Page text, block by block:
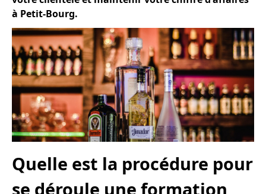
à Petit-Bourg.
Quelle est la procédure pour
se déroule une formation